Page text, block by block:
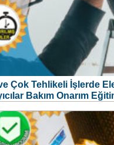
Çok Tehlikeli İşlerde
Bakım Onarım